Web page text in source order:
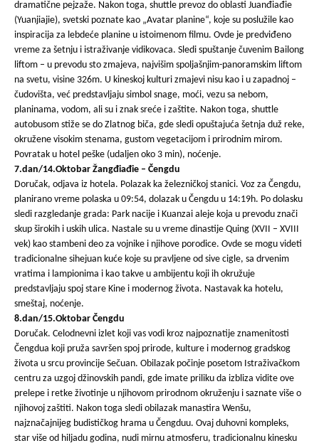
dramatične pejzaže. Nakon toga, shuttle prevoz do oblasti Juanđiađie
(Yuanjiajie), svetski poznate kao „Avatar planine“, koje su poslužile kao
inspiracija za lebdeće planine u istoimenom filmu. Ovde je predviđeno
vreme za šetnju i istraživanje vidikovaca. Sledi spuštanje čuvenim Bailong
liftom – u prevodu sto zmajeva, najvišim spoljašnjim-panoramskim liftom
na svetu, visine 326m. U kineskoj kulturi zmajevi nisu kao i u zapadnoj –
čudovišta, već predstavljaju simbol snage, moći, vezu sa nebom,
planinama, vodom, ali su i znak sreće i zaštite. Nakon toga, shuttle
autobusom stiže se do Zlatnog biča, gde sledi opuštajuća šetnja duž reke,
okružene visokim stenama, gustom vegetacijom i prirodnim mirom.
Povratak u hotel peške (udaljen oko 3 min), noćenje.
7.dan/14.Oktobar Žangđiađie – Čengdu
Doručak, odjava iz hotela. Polazak ka železničkoj stanici. Voz za Čengdu,
planirano vreme polaska u 09:54, dolazak u Čengdu u 14:19h. Po dolasku
sledi razgledanje grada: Park nacije i Kuanzai aleje koja u prevodu znači
skup širokih i uskih ulica. Nastale su u vreme dinastije Quing (XVII – XVIII
vek) kao stambeni deo za vojnike i njihove porodice. Ovde se mogu videti
tradicionalne sihejuan kuće koje su pravljene od sive cigle, sa drvenim
vratima i lampionima i kao takve u ambijentu koji ih okružuje
predstavljaju spoj stare Kine i modernog života. Nastavak ka hotelu,
smeštaj, noćenje.
8.dan/15.Oktobar Čengdu
Doručak. Celodnevni izlet koji vas vodi kroz najpoznatije znamenitosti
Čengdua koji pruža savršen spoj prirode, kulture i modernog gradskog
života u srcu provincije Sečuan. Obilazak počinje posetom Istraživačkom
centru za uzgoj džinovskih pandi, gde imate priliku da izbliza vidite ove
prelepe i retke životinje u njihovom prirodnom okruženju i saznate više o
njihovoj zaštiti. Nakon toga sledi obilazak manastira Wenšu,
najznačajnijeg budističkog hrama u Čengduu. Ovaj duhovni kompleks,
star više od hiljadu godina, nudi mirnu atmosferu, tradicionalnu kinesku